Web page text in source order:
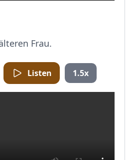
Frau.
Listen 1.5x